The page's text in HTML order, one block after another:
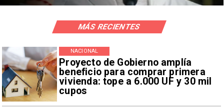
Proyecto de Gobierno amplía
beneficio para comprar primera
vivienda: tope a 6.000 UF y 30 mil
cupos
NACIONAL
MÁS RECIENTES